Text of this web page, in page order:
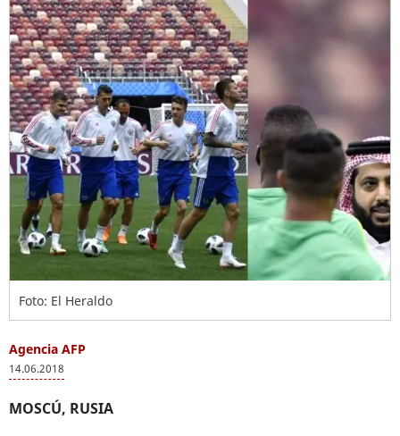
Foto: El Heraldo
Agencia AFP
14.06.2018
MOSCÚ, RUSIA